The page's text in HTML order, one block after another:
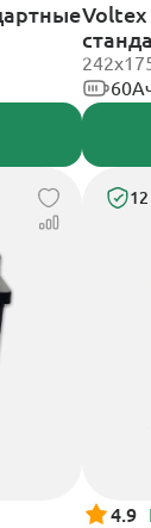
Voltex
4.9